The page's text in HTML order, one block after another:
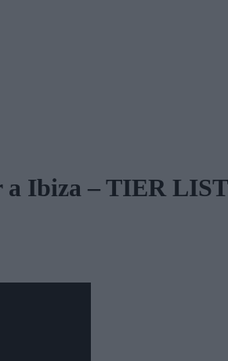
Ibiza – TIER